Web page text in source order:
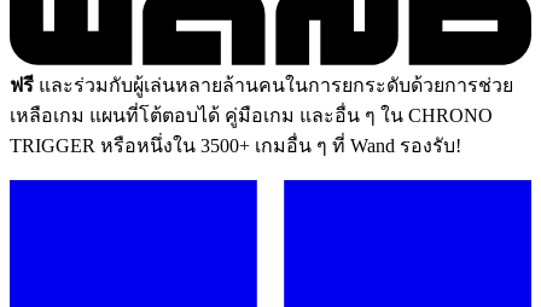
ฟรี และร่วมกับผู้เล่นหลายล้านคนในการยกระดับด้วยการช่วย
เหลือเกม แผนที่โต้ตอบได้ คู่มือเกม และอื่น ๆ ใน CHRONO
TRIGGER หรือหนึ่งใน 3500+ เกมอื่น ๆ ที่ Wand รองรับ!